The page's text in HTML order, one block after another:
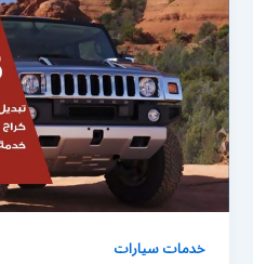
خدمات سيارات